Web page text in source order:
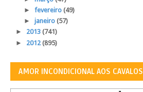
► fevereiro (49)
► janeiro (57)
► 2013 (741)
► 2012(895)
AMOR INCONDICIONAL AOS CAVALOS